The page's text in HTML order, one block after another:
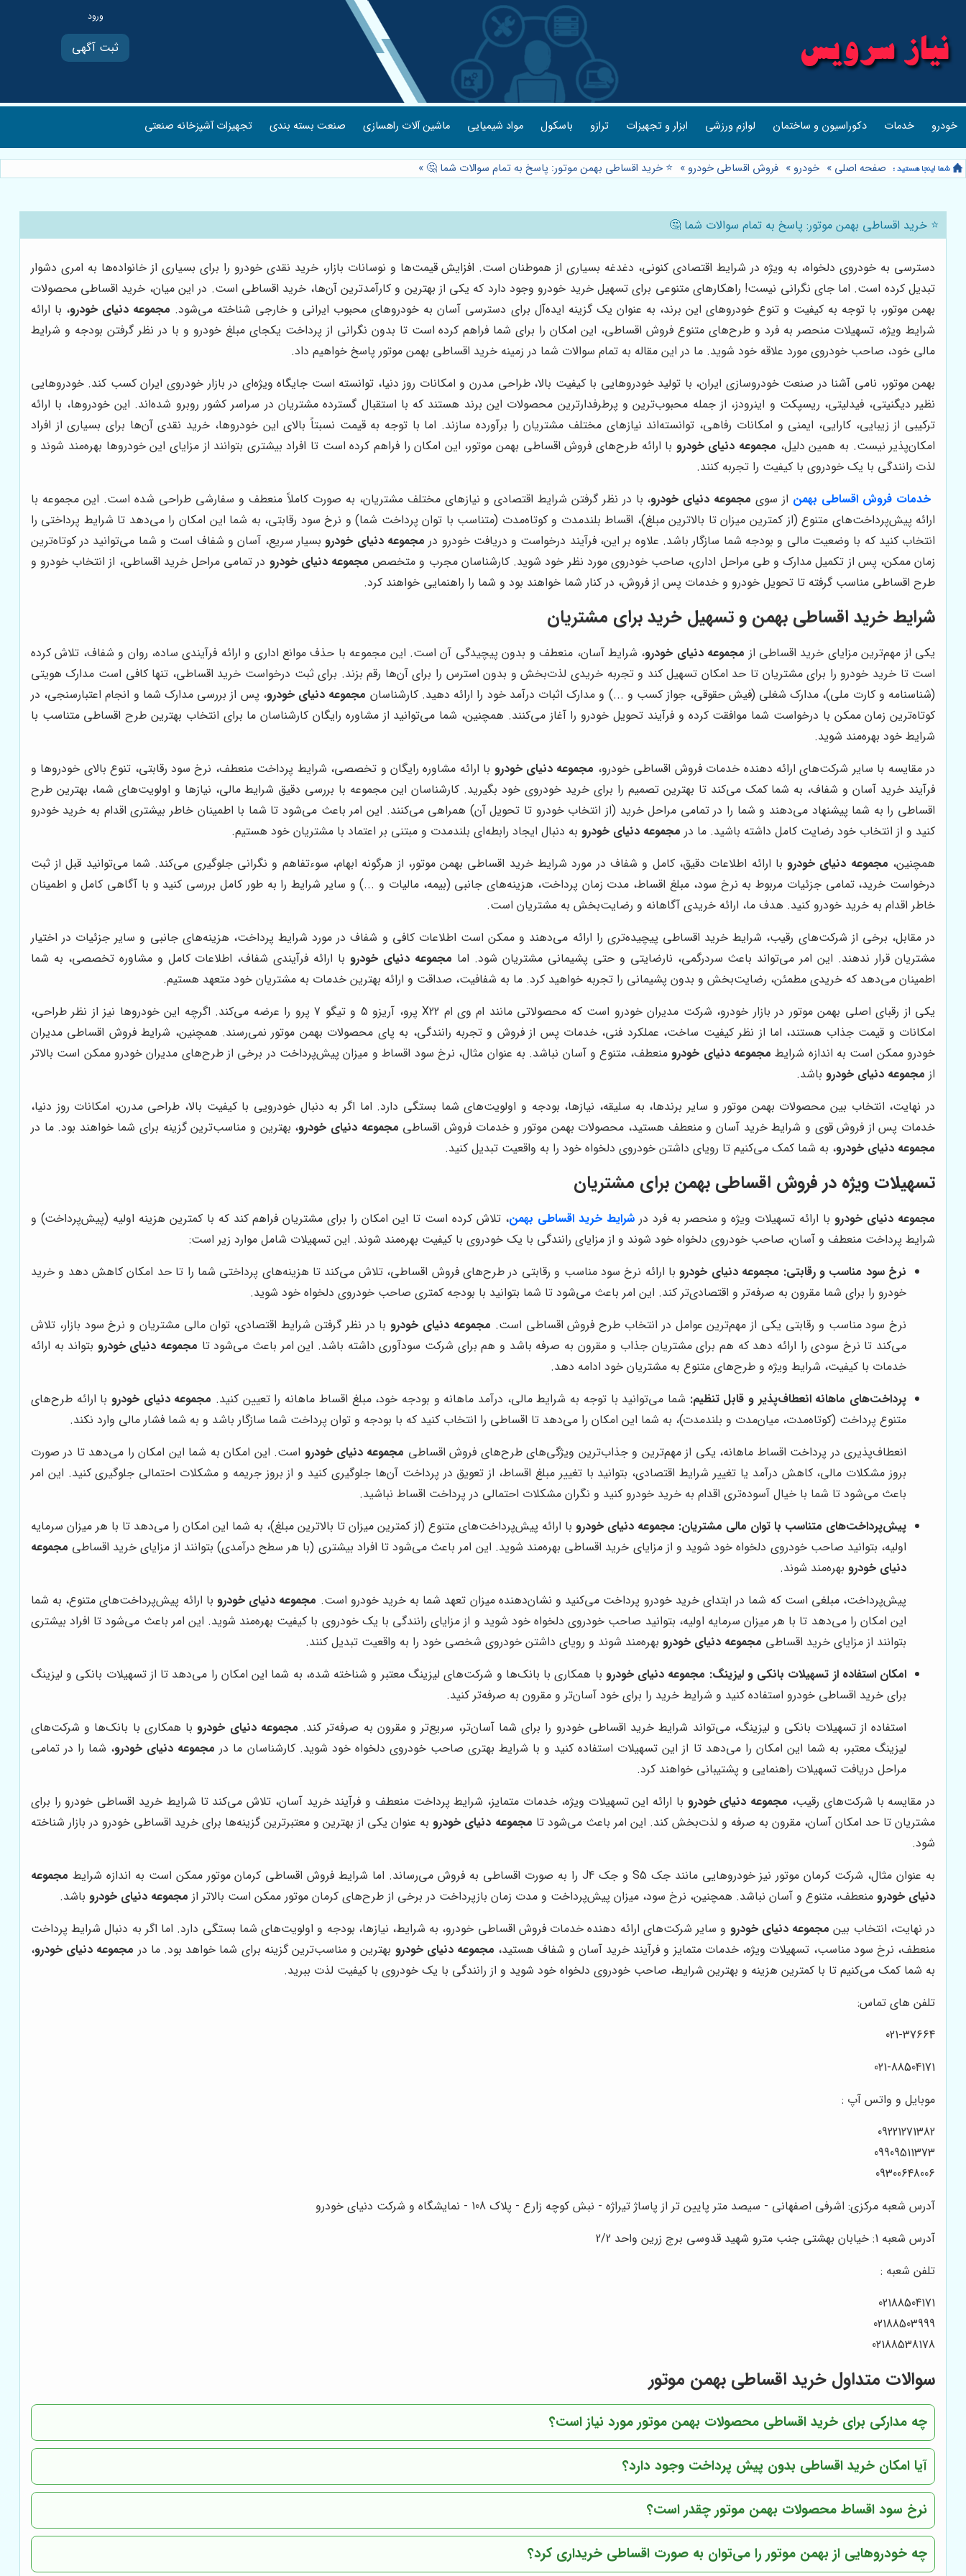
ثبت آگهی
خودرو خدمات دکوراسیون و ساختمان لوازم ورزشی ابزار و تجهیزات ترازو باسکول مواد شیمیایی ماشین آلات راهسازی صنعت بسته بندی تجهیزات آشپزخانه صنعتی
صفحه اصلی » خودرو » فروش اقساطی خودرو » ⭐️ خرید اقساطی بهمن موتور: پاسخ به تمام سوالات شما 🤔 »
⭐️ خرید اقساطی بهمن موتور: پاسخ به تمام سوالات شما 🤔
دسترسی به خودروی دلخواه، به ویژه در شرایط اقتصادی کنونی، دغدغه بسیاری از هموطنان است. افزایش قیمت‌ها و نوسانات بازار، خرید نقدی خودرو را برای بسیاری از خانواده‌ها به امری دشوار
تبدیل کرده است. اما جای نگرانی نیست! راهکارهای متنوعی برای تسهیل خرید خودرو وجود دارد که یکی از بهترین و کارآمدترین آن‌ها، خرید اقساطی است. در این میان، خرید اقساطی محصولات
بهمن موتور، با توجه به کیفیت و تنوع خودروهای این برند، به عنوان یک گزینه ایده‌آل برای دسترسی آسان به خودروهای محبوب ایرانی و خارجی شناخته می‌شود. مجموعه دنیای خودرو، با ارائه
شرایط ویژه، تسهیلات منحصر به فرد و طرح‌های متنوع فروش اقساطی، این امکان را برای شما فراهم کرده است تا بدون نگرانی از پرداخت یکجای مبلغ خودرو و با در نظر گرفتن بودجه و شرایط
مالی خود، صاحب خودروی مورد علاقه خود شوید. ما در این مقاله به تمام سوالات شما در زمینه خرید اقساطی بهمن موتور پاسخ خواهیم داد.
بهمن موتور، نامی آشنا در صنعت خودروسازی ایران، با تولید خودروهایی با کیفیت بالا، طراحی مدرن و امکانات روز دنیا، توانسته است جایگاه ویژه‌ای در بازار خودروی ایران کسب کند. خودروهایی
نظیر دیگنیتی، فیدلیتی، ریسپکت و اینرودز، از جمله محبوب‌ترین و پرطرفدارترین محصولات این برند هستند که با استقبال گسترده مشتریان در سراسر کشور روبرو شده‌اند. این خودروها، با ارائه
ترکیبی از زیبایی، کارایی، ایمنی و امکانات رفاهی، توانسته‌اند نیازهای مختلف مشتریان را برآورده سازند. اما با توجه به قیمت نسبتاً بالای این خودروها، خرید نقدی آن‌ها برای بسیاری از افراد
امکان‌پذیر نیست. به همین دلیل، مجموعه دنیای خودرو با ارائه طرح‌های فروش اقساطی بهمن موتور، این امکان را فراهم کرده است تا افراد بیشتری بتوانند از مزایای این خودروها بهره‌مند شوند و
لذت رانندگی با یک خودروی با کیفیت را تجربه کنند.
خدمات فروش اقساطی بهمن از سوی مجموعه دنیای خودرو، با در نظر گرفتن شرایط اقتصادی و نیازهای مختلف مشتریان، به صورت کاملاً منعطف و سفارشی طراحی شده است. این مجموعه با
ارائه پیش‌پرداخت‌های متنوع (از کمترین میزان تا بالاترین مبلغ)، اقساط بلندمدت و کوتاه‌مدت (متناسب با توان پرداخت شما) و نرخ سود رقابتی، به شما این امکان را می‌دهد تا شرایط پرداختی را
انتخاب کنید که با وضعیت مالی و بودجه شما سازگار باشد. علاوه بر این، فرآیند درخواست و دریافت خودرو در مجموعه دنیای خودروبسیار سریع، آسان و شفاف است و شما می‌توانید در کوتاه‌ترین
زمان ممکن، پس از تکمیل مدارک و طی مراحل اداری، صاحب خودروی مورد نظر خود شوید. کارشناسان مجرب و متخصص مجموعه دنیای خودرو در تمامی مراحل خرید اقساطی، از انتخاب خودرو و
طرح اقساطی مناسب گرفته تا تحویل خودرو و خدمات پس از فروش، در کنار شما خواهند بود و شما را راهنمایی خواهند کرد.
شرایط خرید اقساطی بهمن و تسهیل خرید برای مشتریان
یکی از مهم‌ترین مزایای خرید اقساطی از مجموعه دنیای خودرو، شرایط آسان، منعطف و بدون پیچیدگی آن است. این مجموعه با حذف موانع اداری و ارائه فرآیندی ساده، روان و شفاف، تلاش کرده
است تا خرید خودرو را برای مشتریان تا حد امکان تسهیل کند و تجربه خریدی لذت‌بخش و بدون استرس را برای آن‌ها رقم بزند. برای ثبت درخواست خرید اقساطی، تنها کافی است مدارک هویتی
(شناسنامه و کارت ملی)، مدارک شغلی (فیش حقوقی، جواز کسب و ...) و مدارک اثبات درآمد خود را ارائه دهید. کارشناسان مجموعه دنیای خودرو، پس از بررسی مدارک شما و انجام اعتبارسنجی، در
کوتاه‌ترین زمان ممکن با درخواست شما موافقت کرده و فرآیند تحویل خودرو را آغاز می‌کنند. همچنین، شما می‌توانید از مشاوره رایگان کارشناسان ما برای انتخاب بهترین طرح اقساطی متناسب با
شرایط خود بهره‌مند شوید.
در مقایسه با سایر شرکت‌های ارائه دهنده خدمات فروش اقساطی خودرو، مجموعه دنیای خودرو با ارائه مشاوره رایگان و تخصصی، شرایط پرداخت منعطف، نرخ سود رقابتی، تنوع بالای خودروها و
فرآیند خرید آسان و شفاف، به شما کمک می‌کند تا بهترین تصمیم را برای خرید خودروی خود بگیرید. کارشناسان این مجموعه با بررسی دقیق شرایط مالی، نیازها و اولویت‌های شما، بهترین طرح
اقساطی را به شما پیشنهاد می‌دهند و شما را در تمامی مراحل خرید (از انتخاب خودرو تا تحویل آن) همراهی می‌کنند. این امر باعث می‌شود تا شما با اطمینان خاطر بیشتری اقدام به خرید خودرو
کنید و از انتخاب خود رضایت کامل داشته باشید. ما در مجموعه دنیای خودرو به دنبال ایجاد رابطه‌ای بلندمدت و مبتنی بر اعتماد با مشتریان خود هستیم.
همچنین، مجموعه دنیای خودرو با ارائه اطلاعات دقیق، کامل و شفاف در مورد شرایط خرید اقساطی بهمن موتور، از هرگونه ابهام، سوءتفاهم و نگرانی جلوگیری می‌کند. شما می‌توانید قبل از ثبت
درخواست خرید، تمامی جزئیات مربوط به نرخ سود، مبلغ اقساط، مدت زمان پرداخت، هزینه‌های جانبی (بیمه، مالیات و ...) و سایر شرایط را به طور کامل بررسی کنید و با آگاهی کامل و اطمینان
خاطر اقدام به خرید خودرو کنید. هدف ما، ارائه خریدی آگاهانه و رضایت‌بخش به مشتریان است.
در مقابل، برخی از شرکت‌های رقیب، شرایط خرید اقساطی پیچیده‌تری را ارائه می‌دهند و ممکن است اطلاعات کافی و شفاف در مورد شرایط پرداخت، هزینه‌های جانبی و سایر جزئیات در اختیار
مشتریان قرار ندهند. این امر می‌تواند باعث سردرگمی، نارضایتی و حتی پشیمانی مشتریان شود. اما مجموعه دنیای خودرو با ارائه فرآیندی شفاف، اطلاعات کامل و مشاوره تخصصی، به شما
اطمینان می‌دهد که خریدی مطمئن، رضایت‌بخش و بدون پشیمانی را تجربه خواهید کرد. ما به شفافیت، صداقت و ارائه بهترین خدمات به مشتریان خود متعهد هستیم.
یکی از رقبای اصلی بهمن موتور در بازار خودرو، شرکت مدیران خودرو است که محصولاتی مانند ام وی ام X22 پرو، آریزو 5 و تیگو 7 پرو را عرضه می‌کند. اگرچه این خودروها نیز از نظر طراحی،
امکانات و قیمت جذاب هستند، اما از نظر کیفیت ساخت، عملکرد فنی، خدمات پس از فروش و تجربه رانندگی، به پای محصولات بهمن موتور نمی‌رسند. همچنین، شرایط فروش اقساطی مدیران
خودرو ممکن است به اندازه شرایط مجموعه دنیای خودرو منعطف، متنوع و آسان نباشد. به عنوان مثال، نرخ سود اقساط و میزان پیش‌پرداخت در برخی از طرح‌های مدیران خودرو ممکن است بالاتر
از مجموعه دنیای خودرو باشد.
در نهایت، انتخاب بین محصولات بهمن موتور و سایر برندها، به سلیقه، نیازها، بودجه و اولویت‌های شما بستگی دارد. اما اگر به دنبال خودرویی با کیفیت بالا، طراحی مدرن، امکانات روز دنیا،
خدمات پس از فروش قوی و شرایط خرید آسان و منعطف هستید، محصولات بهمن موتور و خدمات فروش اقساطی مجموعه دنیای خودرو، بهترین و مناسب‌ترین گزینه برای شما خواهند بود. ما در
مجموعه دنیای خودرو، به شما کمک می‌کنیم تا رویای داشتن خودروی دلخواه خود را به واقعیت تبدیل کنید.
تسهیلات ویژه در فروش اقساطی بهمن برای مشتریان
مجموعه دنیای خودرو با ارائه تسهیلات ویژه و منحصر به فرد درشرایط خرید اقساطی بهمن، تلاش کرده است تا این امکان را برای مشتریان فراهم کند که با کمترین هزینه اولیه (پیش‌پرداخت) و
شرایط پرداخت منعطف و آسان، صاحب خودروی دلخواه خود شوند و از مزایای رانندگی با یک خودروی با کیفیت بهره‌مند شوند. این تسهیلات شامل موارد زیر است:
نرخ سود مناسب و رقابتی: مجموعه دنیای خودرو با ارائه نرخ سود مناسب و رقابتی در طرح‌های فروش اقساطی، تلاش می‌کند تا هزینه‌های پرداختی شما را تا حد امکان کاهش دهد و خرید
خودرو را برای شما مقرون به صرفه‌تر و اقتصادی‌تر کند. این امر باعث می‌شود تا شما بتوانید با بودجه کمتری صاحب خودروی دلخواه خود شوید.
نرخ سود مناسب و رقابتی یکی از مهم‌ترین عوامل در انتخاب طرح فروش اقساطی است. مجموعه دنیای خودرو با در نظر گرفتن شرایط اقتصادی، توان مالی مشتریان و نرخ سود بازار، تلاش
می‌کند تا نرخ سودی را ارائه دهد که هم برای مشتریان جذاب و مقرون به صرفه باشد و هم برای شرکت سودآوری داشته باشد. این امر باعث می‌شود تا مجموعه دنیای خودرو بتواند به ارائه
خدمات با کیفیت، شرایط ویژه و طرح‌های متنوع به مشتریان خود ادامه دهد.
پرداخت‌های ماهانه انعطاف‌پذیر و قابل تنظیم: شما می‌توانید با توجه به شرایط مالی، درآمد ماهانه و بودجه خود، مبلغ اقساط ماهانه را تعیین کنید. مجموعه دنیای خودرو با ارائه طرح‌های
متنوع پرداخت (کوتاه‌مدت، میان‌مدت و بلندمدت)، به شما این امکان را می‌دهد تا اقساطی را انتخاب کنید که با بودجه و توان پرداخت شما سازگار باشد و به شما فشار مالی وارد نکند.
انعطاف‌پذیری در پرداخت اقساط ماهانه، یکی از مهم‌ترین و جذاب‌ترین ویژگی‌های طرح‌های فروش اقساطی مجموعه دنیای خودرو است. این امکان به شما این امکان را می‌دهد تا در صورت
بروز مشکلات مالی، کاهش درآمد یا تغییر شرایط اقتصادی، بتوانید با تغییر مبلغ اقساط، از تعویق در پرداخت آن‌ها جلوگیری کنید و از بروز جریمه و مشکلات احتمالی جلوگیری کنید. این امر
باعث می‌شود تا شما با خیال آسوده‌تری اقدام به خرید خودرو کنید و نگران مشکلات احتمالی در پرداخت اقساط نباشید.
پیش‌پرداخت‌های متناسب با توان مالی مشتریان: مجموعه دنیای خودرو با ارائه پیش‌پرداخت‌های متنوع (از کمترین میزان تا بالاترین مبلغ)، به شما این امکان را می‌دهد تا با هر میزان سرمایه
اولیه، بتوانید صاحب خودروی دلخواه خود شوید و از مزایای خرید اقساطی بهره‌مند شوید. این امر باعث می‌شود تا افراد بیشتری (با هر سطح درآمدی) بتوانند از مزایای خرید اقساطی مجموعه
دنیای خودرو بهره‌مند شوند.
پیش‌پرداخت، مبلغی است که شما در ابتدای خرید خودرو پرداخت می‌کنید و نشان‌دهنده میزان تعهد شما به خرید خودرو است. مجموعه دنیای خودرو با ارائه پیش‌پرداخت‌های متنوع، به شما
این امکان را می‌دهد تا با هر میزان سرمایه اولیه، بتوانید صاحب خودروی دلخواه خود شوید و از مزایای رانندگی با یک خودروی با کیفیت بهره‌مند شوید. این امر باعث می‌شود تا افراد بیشتری
بتوانند از مزایای خرید اقساطی مجموعه دنیای خودرو بهره‌مند شوند و رویای داشتن خودروی شخصی خود را به واقعیت تبدیل کنند.
امکان استفاده از تسهیلات بانکی و لیزینگ: مجموعه دنیای خودرو با همکاری با بانک‌ها و شرکت‌های لیزینگ معتبر و شناخته شده، به شما این امکان را می‌دهد تا از تسهیلات بانکی و لیزینگ
برای خرید اقساطی خودرو استفاده کنید و شرایط خرید را برای خود آسان‌تر و مقرون به صرفه‌تر کنید.
استفاده از تسهیلات بانکی و لیزینگ، می‌تواند شرایط خرید اقساطی خودرو را برای شما آسان‌تر، سریع‌تر و مقرون به صرفه‌تر کند. مجموعه دنیای خودرو با همکاری با بانک‌ها و شرکت‌های
لیزینگ معتبر، به شما این امکان را می‌دهد تا از این تسهیلات استفاده کنید و با شرایط بهتری صاحب خودروی دلخواه خود شوید. کارشناسان ما در مجموعه دنیای خودرو، شما را در تمامی
مراحل دریافت تسهیلات راهنمایی و پشتیبانی خواهند کرد.
در مقایسه با شرکت‌های رقیب، مجموعه دنیای خودرو با ارائه این تسهیلات ویژه، خدمات متمایز، شرایط پرداخت منعطف و فرآیند خرید آسان، تلاش می‌کند تا شرایط خرید اقساطی خودرو را برای
مشتریان تا حد امکان آسان، مقرون به صرفه و لذت‌بخش کند. این امر باعث می‌شود تا مجموعه دنیای خودرو به عنوان یکی از بهترین و معتبرترین گزینه‌ها برای خرید اقساطی خودرو در بازار شناخته
شود.
به عنوان مثال، شرکت کرمان موتور نیز خودروهایی مانند جک S5 و جک J4 را به صورت اقساطی به فروش می‌رساند. اما شرایط فروش اقساطی کرمان موتور ممکن است به اندازه شرایط
مجموعه
دنیای خودرو منعطف، متنوع و آسان نباشد. همچنین، نرخ سود، میزان پیش‌پرداخت و مدت زمان بازپرداخت در برخی از طرح‌های کرمان موتور ممکن است بالاتر از مجموعه دنیای خودرو باشد.
در نهایت، انتخاب بین مجموعه دنیای خودرو و سایر شرکت‌های ارائه دهنده خدمات فروش اقساطی خودرو، به شرایط، نیازها، بودجه و اولویت‌های شما بستگی دارد. اما اگر به دنبال شرایط پرداخت
منعطف، نرخ سود مناسب، تسهیلات ویژه، خدمات متمایز و فرآیند خرید آسان و شفاف هستید، مجموعه دنیای خودرو بهترین و مناسب‌ترین گزینه برای شما خواهد بود. ما در مجموعه دنیای خودرو،
به شما کمک می‌کنیم تا با کمترین هزینه و بهترین شرایط، صاحب خودروی دلخواه خود شوید و از رانندگی با یک خودروی با کیفیت لذت ببرید.
تلفن های تماس:
021-37664
021-88504171
موبایل و واتس آپ :
09221271382
09909511373
09300648006
آدرس شعبه مرکزی: اشرفی اصفهانی - سیصد متر پایین تر از پاساژ تیراژه - نبش کوچه زارع - پلاک 108 - نمایشگاه و شرکت دنیای خودرو
آدرس شعبه 1: خیابان بهشتی جنب مترو شهید قدوسی برج زرین واحد 2/2
تلفن شعبه :
02188504171
02188503999
02188538178
سوالات متداول خرید اقساطی بهمن موتور
چه مدارکی برای خرید اقساطی محصولات بهمن موتور مورد نیاز است؟
آیا امکان خرید اقساطی بدون پیش پرداخت وجود دارد؟
نرخ سود اقساط محصولات بهمن موتور چقدر است؟
چه خودروهایی از بهمن موتور را می‌توان به صورت اقساطی خریداری کرد؟